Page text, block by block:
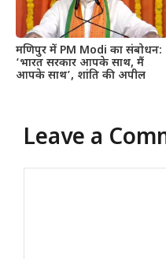
मणिपुर में PM Modi का संबोधन:
‘भारत सरकार आपके साथ, मैं
आपके साथ’, शांति की अपील
Leave a